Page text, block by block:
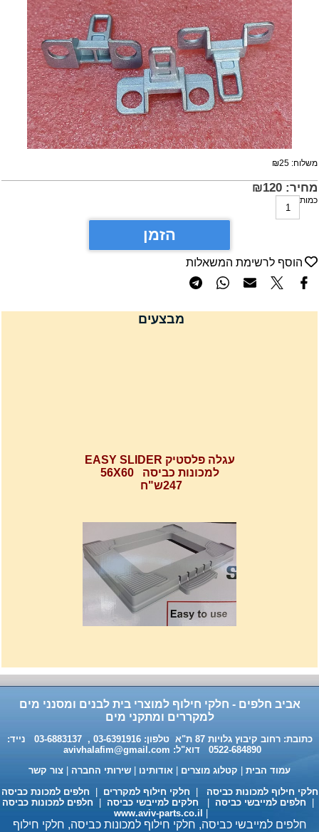
₪25
₪120
הזמן
הוסף לרשימת המשאלות
מבצעים
למכונות כביסה 56X60
247ש"ח
32נפתח עד 56ס"מ.
120שח
אביב חלפים - חלקי חילוף למוצרי בית לבנים ומסנני מים
למקררים ומתקני מים
כתובת: רחוב קיבוץ גלויות 87 ת"א טלפון: 03-6391916 , 03-6883137 נייד:
0522-684890 דוא"ל:
avivhalafim@gmail.com
עמוד הבית
קטלוג מוצרים אודותינו שירותי החברה
צור קשר
חילוף למכונות כביסה
חלקי חילוף למקררים
חלפים למכונת כביסה
חלפים למייבשי כביסה חלקים למייבשי כביסה
חלפים למכונות כביסה
www.aviv-parts.co.il
חלפים למייבשי כביסה, חלקי חילוף למכונות כביסה, חלקי חילוף